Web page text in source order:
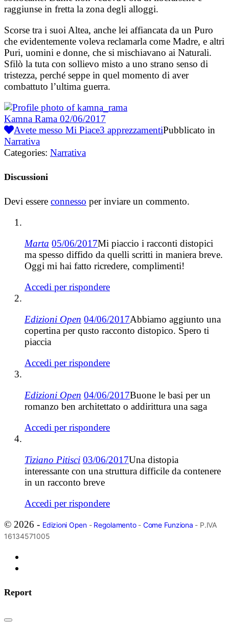
raggiunse in fretta la zona degli alloggi.
Scorse tra i suoi Altea, anche lei affiancata da un Puro
che evidentemente voleva reclamarla come Madre, e altri
Puri, uomini e donne, che si mischiavano ai Naturali.
Sfilò la tuta con sollievo misto a uno strano senso di
tristezza, perché seppe in quel momento di aver
combattuto l’ultima guerra.
Kamna Rama 02/06/2017
Avete messo Mi Piace3 apprezzamentiPubblicato in
Narrativa
Categories: Narrativa
Discussioni
Devi essere connesso per inviare un commento.
Marta 05/06/2017Mi piaccio i racconti distopici
ma spesso diffido da quelli scritti in maniera breve.
Oggi mi hai fatto ricredere, complimenti!
Accedi per rispondere
Edizioni Open 04/06/2017Abbiamo aggiunto una
copertina per qusto racconto distopico. Spero ti
piaccia
Accedi per rispondere
Edizioni Open 04/06/2017Buone le basi per un
romanzo ben architettato o addirittura una saga
Accedi per rispondere
Tiziano Pitisci 03/06/2017Una distopia
interessante con una struttura difficile da contenere
in un racconto breve
Accedi per rispondere
© 2026 - Edizioni Open- Regolamento- Come Funziona - P.IVA
16134571005
Report